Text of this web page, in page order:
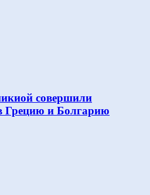
совершили
Грецию и Болгарию